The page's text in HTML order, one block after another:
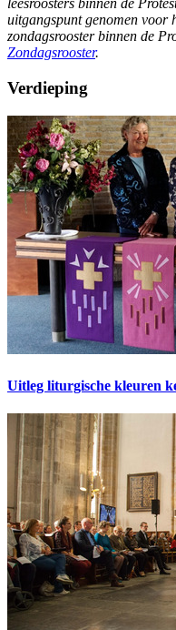
leesroosters binnen de
uitgangspunt genomen voor
zondagsrooster binnen de
Zondagsrooster.
Verdieping
Uitleg liturgische kleuren